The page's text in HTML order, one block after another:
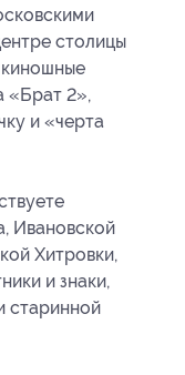
столицы
киношные
«Брат 2»,
и «черта
Ивановской
Хитровки,
и знаки,
старинной